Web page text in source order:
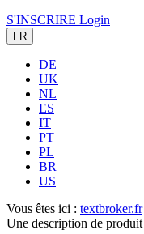
S'INSCRIRE Login
FR
DE
UK
NL
ES
IT
PT
PL
BR
US
Vous êtes ici : textbroker.fr
Une description de